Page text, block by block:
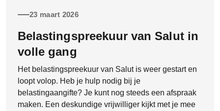
23 maart 2026
Belastingspreekuur van Salut in
volle gang
Het belastingspreekuur van Salut is weer gestart en
loopt volop. Heb je hulp nodig bij je
belastingaangifte? Je kunt nog steeds een afspraak
maken. Een deskundige vrijwilliger kijkt met je mee